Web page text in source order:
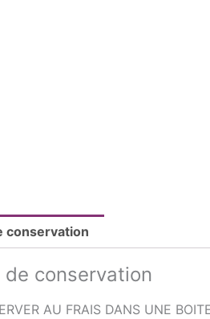
conservation
de conservation
AU FRAIS DANS UNE